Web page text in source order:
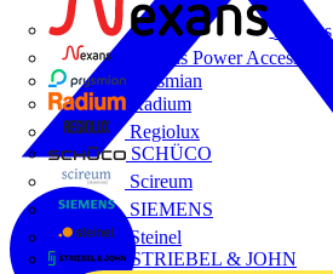
Nexans
Nexans Power Accessories
Prysmian
Radium
Regiolux
SCHÜCO
Scireum
SIEMENS
Steinel
STRIEBEL & JOHN